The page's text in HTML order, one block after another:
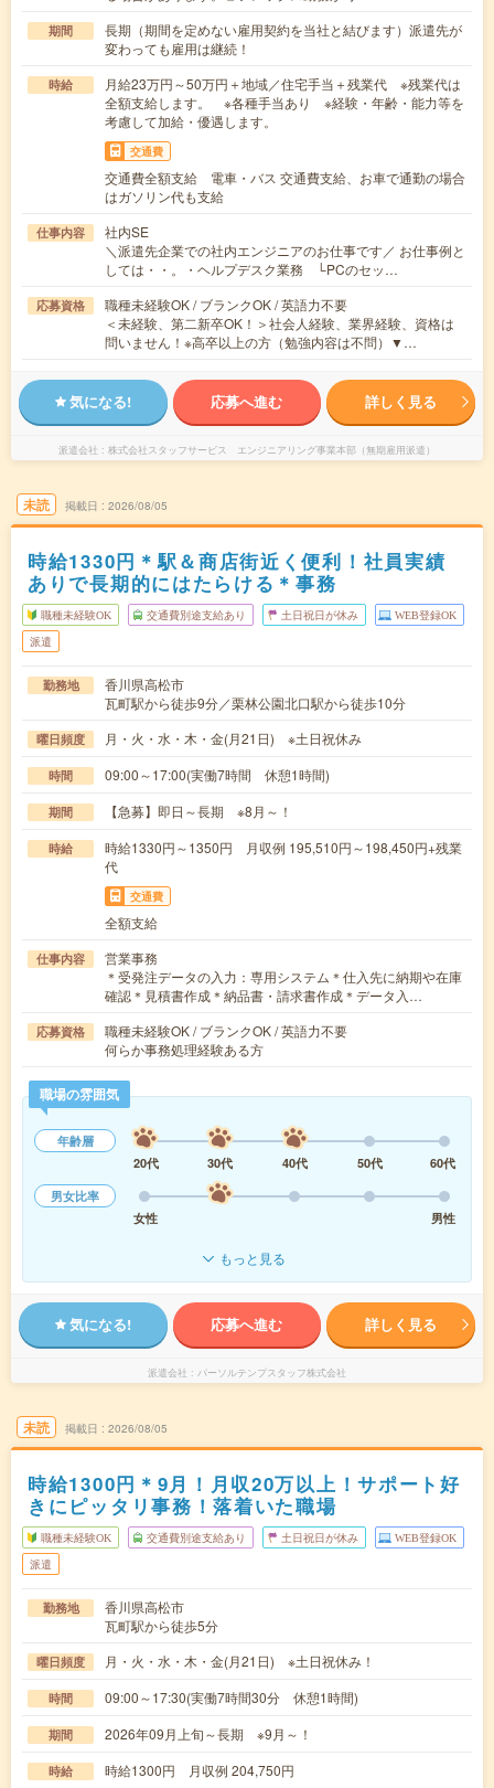
期間
長期（期間を定めない雇用契約を当社と結びます）派遣先が
変わっても雇用は継続！
時給
月給23万円～50万円＋地域／住宅手当＋残業代 ※残業代は
全額支給します。 ※各種手当あり ※経験・年齢・能力等を
考慮して加給・優遇します。
交通費
交通費全額支給 電車・バス 交通費支給、お車で通勤の場合
はガソリン代も支給
仕事内容
社内SE
＼派遣先企業での社内エンジニアのお仕事です／ お仕事例と
しては・・。・ヘルプデスク業務 └PCのセッ…
応募資格
職種未経験OK / ブランクOK / 英語力不要
＜未経験、第二新卒OK！＞社会人経験、業界経験、資格は
問いません！※高卒以上の方（勉強内容は不問）▼…
気になる! 応募へ進む 詳しく見る
派遣会社 株式会社スタッフサービス エンジニアリング事業本部（無期雇用派遣）
未読 掲載日 2026/08/05
時給1330円＊駅＆商店街近く便利！社員実績
ありで長期的にはたらける＊事務
職種未経験OK 交通費別途支給あり 土日祝日が休み WEB登録OK
派遣
勤務地
香川県高松市
瓦町駅から徒歩9分／栗林公園北口駅から徒歩10分
曜日頻度 月・火・水・木・金(月21日) ※土日祝休み
時間 09:00～17:00(実働7時間 休憩1時間)
期間 【急募】即日～長期 ※8月～！
時給
時給1330円～1350円 月収例 195,510円～198,450円+残業
代
交通費
全額支給
仕事内容
営業事務
＊受発注データの入力：専用システム＊仕入先に納期や在庫
確認＊見積書作成＊納品書・請求書作成＊データ入…
応募資格
職種未経験OK / ブランクOK / 英語力不要
何らか事務処理経験ある方
職場の雰囲気
年齢層
20代
30代 40代 50代
60代
男女比率
女性
男性
もっと見る
気になる! 応募へ進む 詳しく見る
派遣会社 パーソルテンプスタッフ株式会社
未読 掲載日 2026/08/05
時給1300円＊9月！月収20万以上！サポート好
きにピッタリ事務！落着いた職場
職種未経験OK 交通費別途支給あり 土日祝日が休み WEB登録OK
派遣
勤務地
香川県高松市
瓦町駅から徒歩5分
曜日頻度 月・火・水・木・金(月21日) ※土日祝休み！
時間 09:00～17:30(実働7時間30分 休憩1時間)
期間 2026年09月上旬～長期 ※9月～！
時給 時給1300円 月収例 204,750円